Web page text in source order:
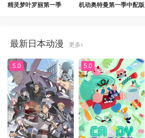
精灵梦叶罗丽第一季 机动奥特曼第一季中配版
最新日本动漫 更多
5.0 5.0